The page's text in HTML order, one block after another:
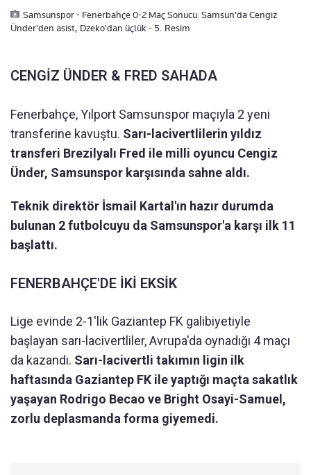
Samsunspor - Fenerbahçe 0-2 Maç Sonucu: Samsun'da Cengiz
Ünder'den asist, Dzeko'dan üçlük - 5. Resim
CENGİZ ÜNDER & FRED SAHADA
Fenerbahçe, Yılport Samsunspor maçıyla 2 yeni
transferine kavuştu. Sarı-lacivertlilerin yıldız
transferi Brezilyalı Fred ile milli oyuncu Cengiz
Ünder, Samsunspor karşısında sahne aldı.
Teknik direktör İsmail Kartal'ın hazır durumda
bulunan 2 futbolcuyu da Samsunspor'a karşı ilk 11
başlattı.
FENERBAHÇE'DE İKİ EKSİK
Lige evinde 2-1'lik Gaziantep FK galibiyetiyle
başlayan sarı-lacivertliler, Avrupa'da oynadığı 4 maçı
da kazandı. Sarı-lacivertli takımın ligin ilk
haftasında Gaziantep FK ile yaptığı maçta sakatlık
yaşayan Rodrigo Becao ve Bright Osayi-Samuel,
zorlu deplasmanda forma giyemedi.